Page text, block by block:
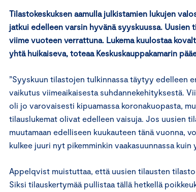
Tilastokeskuksen aamulla julkistamien lukujen
jatkui edelleen varsin hyvänä syyskuussa. Uusien
viime vuoteen verrattuna. Lukema kuulostaa
yhtä huikaiseva, toteaa Keskuskauppakamarin
”Syyskuun tilastojen tulkinnassa täytyy edelleen
vaikutus viimeaikaisesta suhdannekehityksestä.
oli jo varovaisesti kipuamassa koronakuopasta,
tilauslukemat olivat edelleen vaisuja. Jos uusien
muutamaan edelliseen kuukauteen tänä vuonna,
kulkee juuri nyt pikemminkin vaakasuunnassa
Appelqvist muistuttaa, että uusien tilausten tilasto
Siksi tilauskertymää pullistaa tällä hetkellä